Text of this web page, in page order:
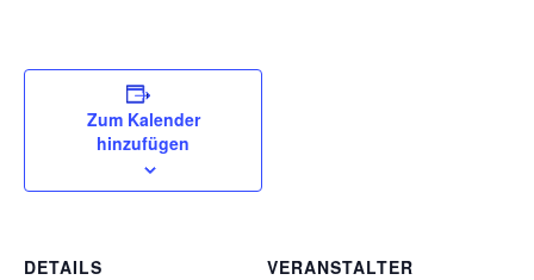
Zum Kalender
hinzufügen
DETAILS
VERANSTALTER